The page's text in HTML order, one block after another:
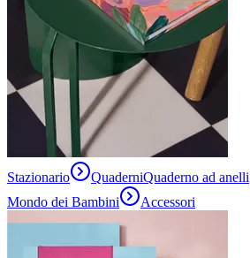
Stazionario QuaderniQuaderno ad anelli
Mondo dei Bambini
Accessori